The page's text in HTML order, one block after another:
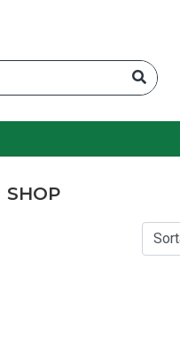
SHOP